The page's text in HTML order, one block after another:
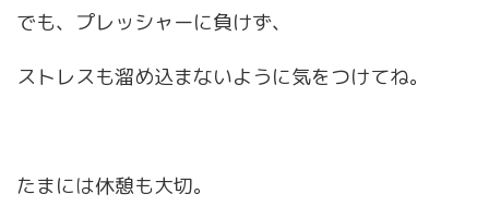
でも、プレッシャーに負けず、
ストレスも溜め込まないように気をつけてね。
たまには休憩も大切。